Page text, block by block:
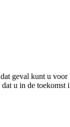
geval kunt u
u in de toekomst